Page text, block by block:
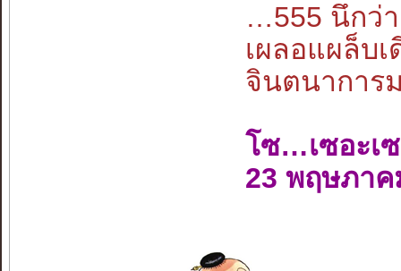
…555 นึกว่
เผลอแผล็บเ
จินตนาการ
โซ…เซอะเ
23 พฤษภาค